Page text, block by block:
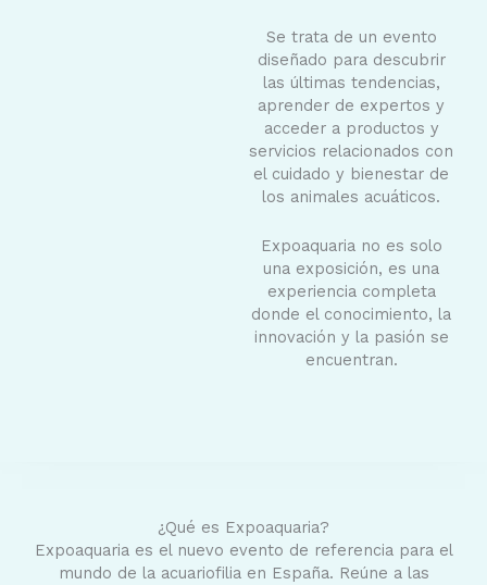
Se trata de un evento
diseñado para descubrir
las últimas tendencias,
aprender de expertos y
acceder a productos y
servicios relacionados con
el cuidado y bienestar de
los animales acuáticos.
Expoaquaria no es solo
una exposición, es una
experiencia completa
donde el conocimiento, la
innovación y la pasión se
encuentran.
¿Qué es Expoaquaria?
Expoaquaria es el nuevo evento de referencia para el
mundo de la acuariofilia en España. Reúne a las